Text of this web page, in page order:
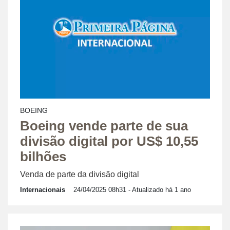
BOEING
Boeing vende parte de sua
divisão digital por US$ 10,55
bilhões
Venda de parte da divisão digital
Internacionais 24/04/2025 08h31 - Atualizado há 1 ano